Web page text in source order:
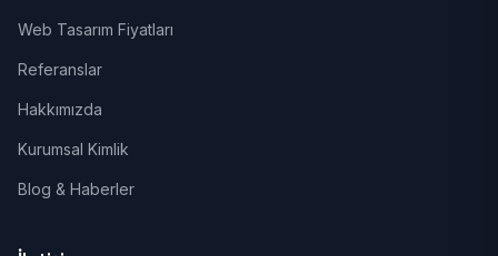
Web Tasarım Fiyatları
Referanslar
Hakkımızda
Kurumsal Kimlik
Blog & Haberler